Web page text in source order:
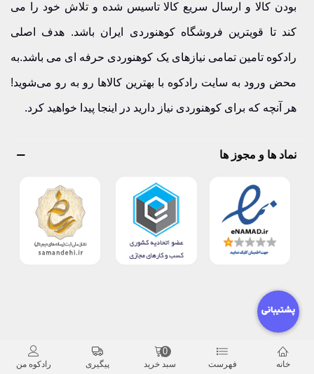
بودن کالا و ارسال سریع کالا تاسیس شده و تلاش خود را می
کند تا قویترین فروشگاه کوهنوردی ایران باشد. هدف اصلی
رادکوه تامین تمامی نیازهای یک کوهنوردی حرفه ای می باشد.به
محض ورود به سایت رادکوه با بهترین کالاها رو به رو می‌شوید!
هر آنچه که برای کوهنوردی نیاز دارید در اینجا پیدا خواهید کرد.
نماد ها و مجوز ها
خانه فهرست سبد خرید
0
پیگیری رادکوه من